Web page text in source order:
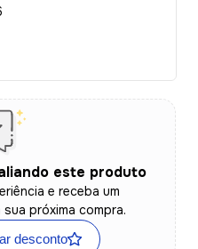
este produto
e receba um
próxima compra.
desconto